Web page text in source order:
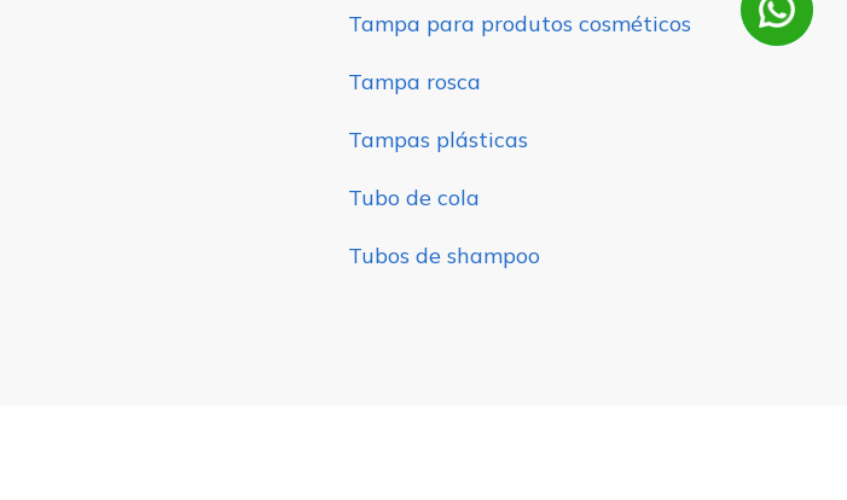
Tampa para produtos cosméticos
Tampa rosca
Tampas plásticas
Tubo de cola
Tubos de shampoo